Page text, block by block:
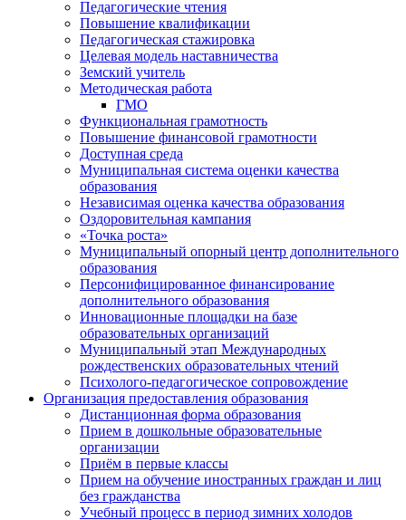
Педагогические чтения
Повышение квалификации
Педагогическая стажировка
Целевая модель наставничества
Земский учитель
Методическая работа
ГМО
Функциональная грамотность
Повышение финансовой грамотности
Доступная среда
Муниципальная система оценки качества
образования
Независимая оценка качества образования
Оздоровительная кампания
«Точка роста»
Муниципальный опорный центр дополнительного
образования
Персонифицированное финансирование
дополнительного образования
Инновационные площадки на базе
образовательных организаций
Муниципальный этап Международных
рождественских образовательных чтений
Психолого-педагогическое сопровождение
Организация предоставления образования
Дистанционная форма образования
Прием в дошкольные образовательные
организации
Приём в первые классы
Прием на обучение иностранных граждан и лиц
без гражданства
Учебный процесс в период зимних холодов